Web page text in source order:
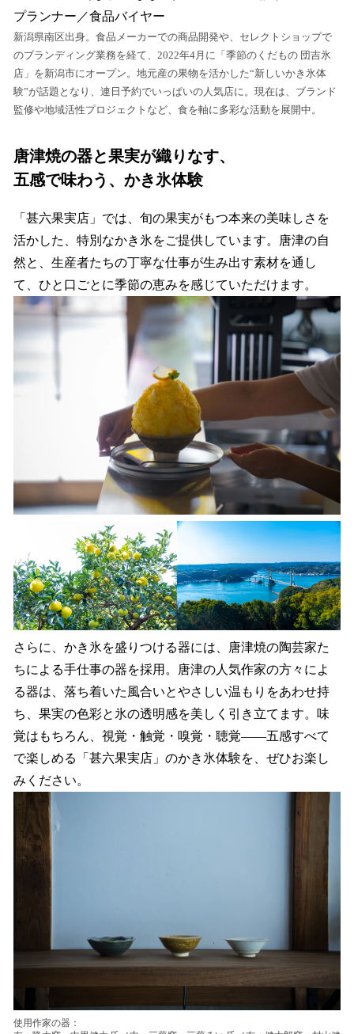
プランナー／食品バイヤー
新潟県南区出身。食品メーカーでの商品開発や、セレクトショップで
のブランディング業務を経て、2022年4月に「季節のくだもの 団吉氷
店」を新潟市にオープン。地元産の果物を活かした“新しいかき氷体
験”が話題となり、連日予約でいっぱいの人気店に。現在は、ブランド
監修や地域活性プロジェクトなど、食を軸に多彩な活動を展開中。
唐津焼の器と果実が織りなす、
五感で味わう、かき氷体験
「甚六果実店」では、旬の果実がもつ本来の美味しさを
活かした、特別なかき氷をご提供しています。唐津の自
然と、生産者たちの丁寧な仕事が生み出す素材を通し
て、ひと口ごとに季節の恵みを感じていただけます。
さらに、かき氷を盛りつける器には、唐津焼の陶芸家た
ちによる手仕事の器を採用。唐津の人気作家の方々によ
る器は、落ち着いた風合いとやさしい温もりをあわせ持
ち、果実の色彩と氷の透明感を美しく引き立てます。味
覚はもちろん、視覚・触覚・嗅覚・聴覚――五感すべて
で楽しめる「甚六果実店」のかき氷体験を、ぜひお楽し
みください。
使用作家の器：